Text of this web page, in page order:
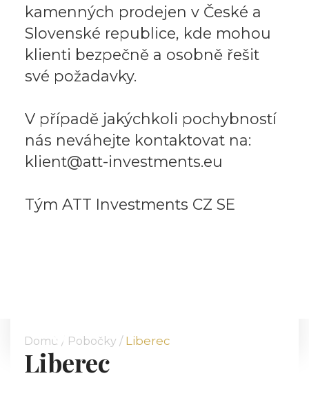
kamenných prodejen v České a
Slovenské republice, kde mohou
klienti bezpečně a osobně řešit
své požadavky.
V případě jakýchkoli pochybností
nás neváhejte kontaktovat na:
klient@att-investments.eu
Tým ATT Investments CZ SE
Domů / Pobočky / Liberec
Liberec